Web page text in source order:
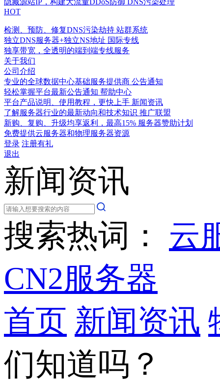
隐藏源站IP，构建大流量DDoS防御
DNS污染处理
HOT
检测、预防、修复DNS污染劫持 站群系统
独立DNS服务器+独立NS地址 国际专线
独享带宽，全透明的端到端专线服务
关于我们
公司介绍
专业的全球数据中心基础服务提供商 公告通知
轻松掌握平台最新公告通知 帮助中心
平台产品说明、使用教程，更快上手 新闻资讯
了解服务器行业的最新动向和技术知识 推广联盟
新购、复购、升级均享返利，最高15% 服务器赞助计划
免费提供云服务器和物理服务器资源
登录 注册有礼
退出
新闻资讯
搜索热词： 云
CN2服务器
首页 新闻资讯
们知道吗？